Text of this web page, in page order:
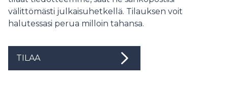
välittömästi julkaisuhetkellä. Tilauksen voit
halutessasi perua milloin tahansa.
TILAA